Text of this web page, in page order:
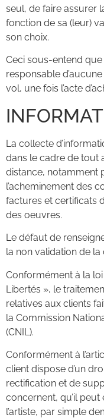
seul, de faire assurer
fonction de sa (leur)
son choix.
Ceci sous-entend
responsable
vol, une fois l’acte
La collecte
dans le cadre de tout
distance, notamment
l’acheminement des
factures et certificats
des oeuvres.
Le défaut de
la non validation de
Conformément à la
Libertés », le
relatives aux clients
la Commission
(CNIL).
Conformément à
client dispose d’un
rectification et de
concernent, qu’il
l’artiste, par simple